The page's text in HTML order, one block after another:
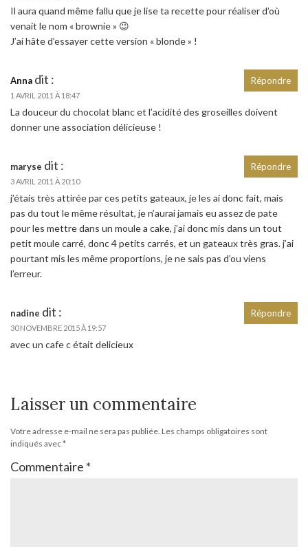
Il aura quand même fallu que je lise ta recette pour réaliser d’où
venait le nom « brownie » 😉
J’ai hâte d’essayer cette version « blonde » !
Anna dit :
1 AVRIL 2011 À 18:47
La douceur du chocolat blanc et l’acidité des groseilles doivent
donner une association délicieuse !
Répondre
maryse dit :
3 AVRIL 2011 À 20:10
j’étais très attirée par ces petits gateaux, je les ai donc fait, mais
pas du tout le même résultat, je n’aurai jamais eu assez de pate
pour les mettre dans un moule a cake, j’ai donc mis dans un tout
petit moule carré, donc 4 petits carrés, et un gateaux très gras. j’ai
pourtant mis les même proportions, je ne sais pas d’ou viens
l’erreur.
Répondre
nadine dit :
30 NOVEMBRE 2015 À 19:57
avec un cafe c était delicieux
Répondre
Laisser un commentaire
Votre adresse e-mail ne sera pas publiée. Les champs obligatoires sont
indiqués avec*
Commentaire *